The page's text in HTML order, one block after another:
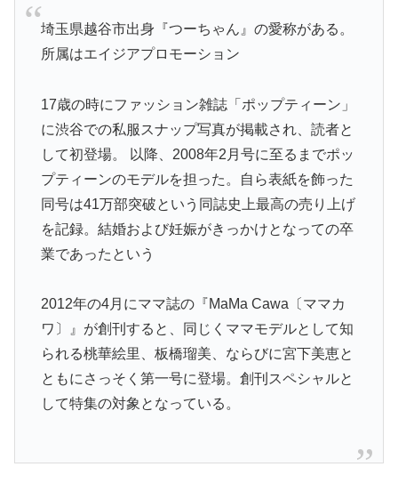
埼玉県越谷市出身『つーちゃん』の愛称がある。
所属はエイジアプロモーション
17歳の時にファッション雑誌「ポップティーン」
に渋谷での私服スナップ写真が掲載され、読者と
して初登場。 以降、2008年2月号に至るまでポッ
プティーンのモデルを担った。自ら表紙を飾った
同号は41万部突破という同誌史上最高の売り上げ
を記録。結婚および妊娠がきっかけとなっての卒
業であったという
2012年の4月にママ誌の『MaMa Cawa〔ママカ
ワ〕』が創刊すると、同じくママモデルとして知
られる桃華絵里、板橋瑠美、ならびに宮下美恵と
ともにさっそく第一号に登場。創刊スペシャルと
して特集の対象となっている。